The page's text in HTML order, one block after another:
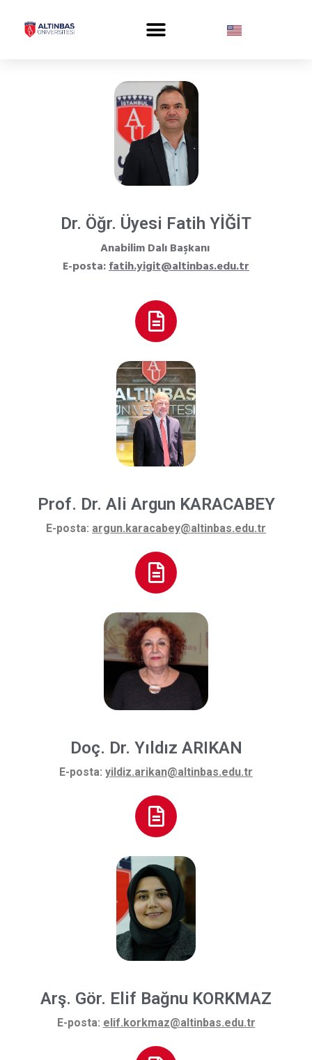
Dr. Öğr. Üyesi Fatih YİĞİT
Anabilim Dalı Başkanı
E-posta:fatih.yigit@altinbas.edu.tr
Prof. Dr. Ali Argun KARACABEY
E-posta: argun.karacabey@altinbas.edu.tr
Doç. Dr. Yıldız ARIKAN
E-posta: yildiz.arikan@altinbas.edu.tr
Arş. Gör. Elif Bağnu KORKMAZ
E-posta: elif.korkmaz@altinbas.edu.tr